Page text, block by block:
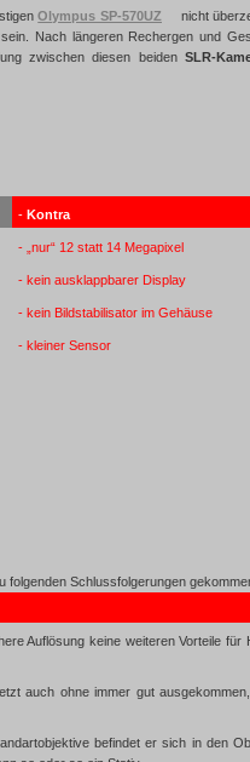
Olympus SP-570UZ
nicht
Nach längeren Rechergen und
zwischen diesen beiden SLR-
- Kontra
- „nur“ 12 statt 14 Megapixel
- kein ausklappbarer Display
- kein Bildstabilisator im Gehäuse
- kleiner Sensor
Schlussfolgerungen
Auflösung keine weiteren Vorteile für
auch ohne immer gut
befindet er sich in den